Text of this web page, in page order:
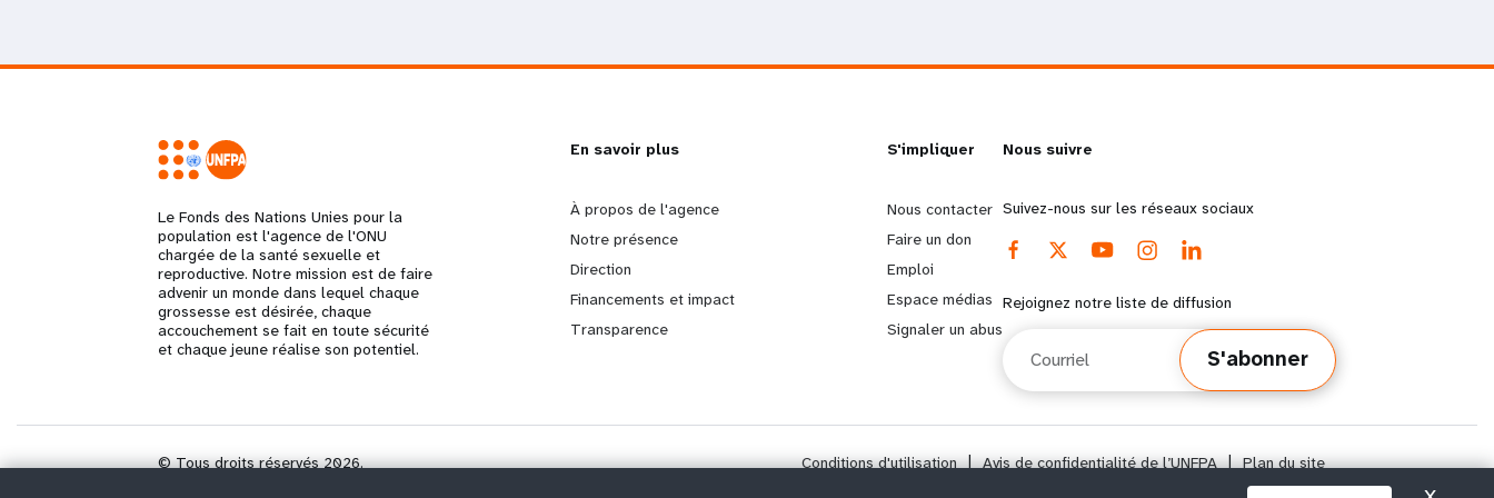
Le Fonds des Nations Unies pour la
population est l'agence de l'ONU
chargée de la santé sexuelle et
reproductive. Notre mission est de faire
advenir un monde dans lequel chaque
grossesse est désirée, chaque
accouchement se fait en toute sécurité
et chaque jeune réalise son potentiel.
L
e
a
r
m
En savoir plus
À propos de l'agence
Notre présence
Direction
Financements et impact
Transparence
G
o
b
e
o
S'impliquer
Nous contacter
Faire un don
Emploi
Espace médias
Signaler un abus
Nous suivre
Suivez-nous sur les réseaux sociaux
Rejoignez notre liste de diffusion
S'abonner
© Tous droits réservés 2026. Conditions d'utilisation | Avis de confidentialité de l’UNFPA | Plan du site